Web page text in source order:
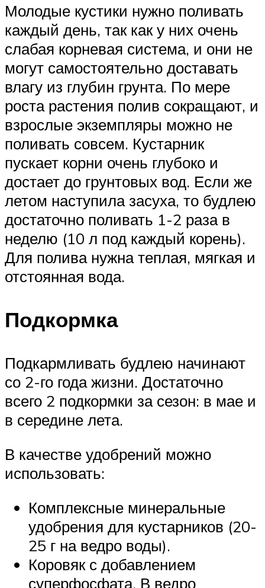
Молодые кустики нужно поливать
каждый день, так как у них очень
слабая корневая система, и они не
могут самостоятельно доставать
влагу из глубин грунта. По мере
роста растения полив сокращают, и
взрослые экземпляры можно не
поливать совсем. Кустарник
пускает корни очень глубоко и
достает до грунтовых вод. Если же
летом наступила засуха, то будлею
достаточно поливать 1-2 раза в
неделю (10 л под каждый корень).
Для полива нужна теплая, мягкая и
отстоянная вода.
Подкормка
Подкармливать будлею начинают
со 2-го года жизни. Достаточно
всего 2 подкормки за сезон: в мае и
в середине лета.
В качестве удобрений можно
использовать:
Комплексные минеральные
удобрения для кустарников (20-
25 г на ведро воды).
Коровяк с добавлением
суперфосфата. В ведро